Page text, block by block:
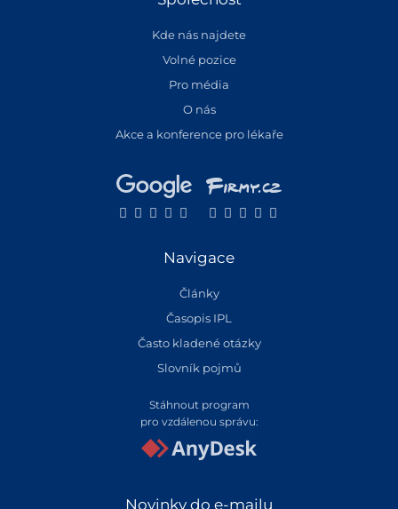
Kde nás najdete
Volné pozice
Pro média
O nás
Akce a konference pro lékaře
Navigace
Články
Časopis IPL
Často kladené otázky
Slovník pojmů
Stáhnout program
pro vzdálenou správu:
Novinky do e-mailu